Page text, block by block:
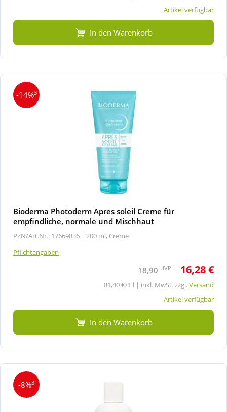
Artikel verfügbar
In den Warenkorb
-14%3
Bioderma Photoderm Apres soleil Creme für
empfindliche, normale und Mischhaut
PZN/Art.Nr.: 17669836 | 200 ml, Creme
Pflichtangaben
18,90 UVP 1 16,28 €
81,40 €/1 l | inkl. MwSt. zzgl.Versand
Artikel verfügbar
In den Warenkorb
-8%3